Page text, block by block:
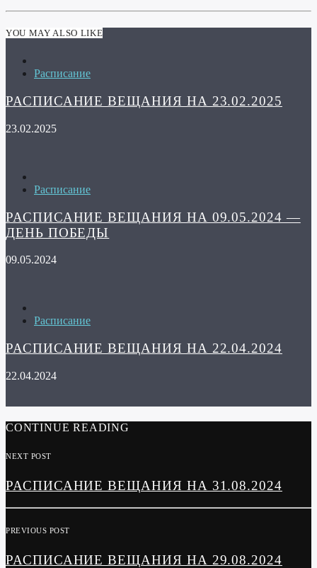
YOU MAY ALSO LIKE
Расписание
РАСПИСАНИЕ ВЕЩАНИЯ НА 23.02.2025
23.02.2025
Расписание
РАСПИСАНИЕ ВЕЩАНИЯ НА 09.05.2024 —
ДЕНЬ ПОБЕДЫ
09.05.2024
Расписание
РАСПИСАНИЕ ВЕЩАНИЯ НА 22.04.2024
22.04.2024
CONTINUE READING
NEXT POST
РАСПИСАНИЕ ВЕЩАНИЯ НА 31.08.2024
PREVIOUS POST
РАСПИСАНИЕ ВЕЩАНИЯ НА 29.08.2024